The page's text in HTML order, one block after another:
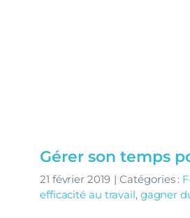
Gérer son temps
21 février 2019 | Catégories :
efficacité au travail, gagner